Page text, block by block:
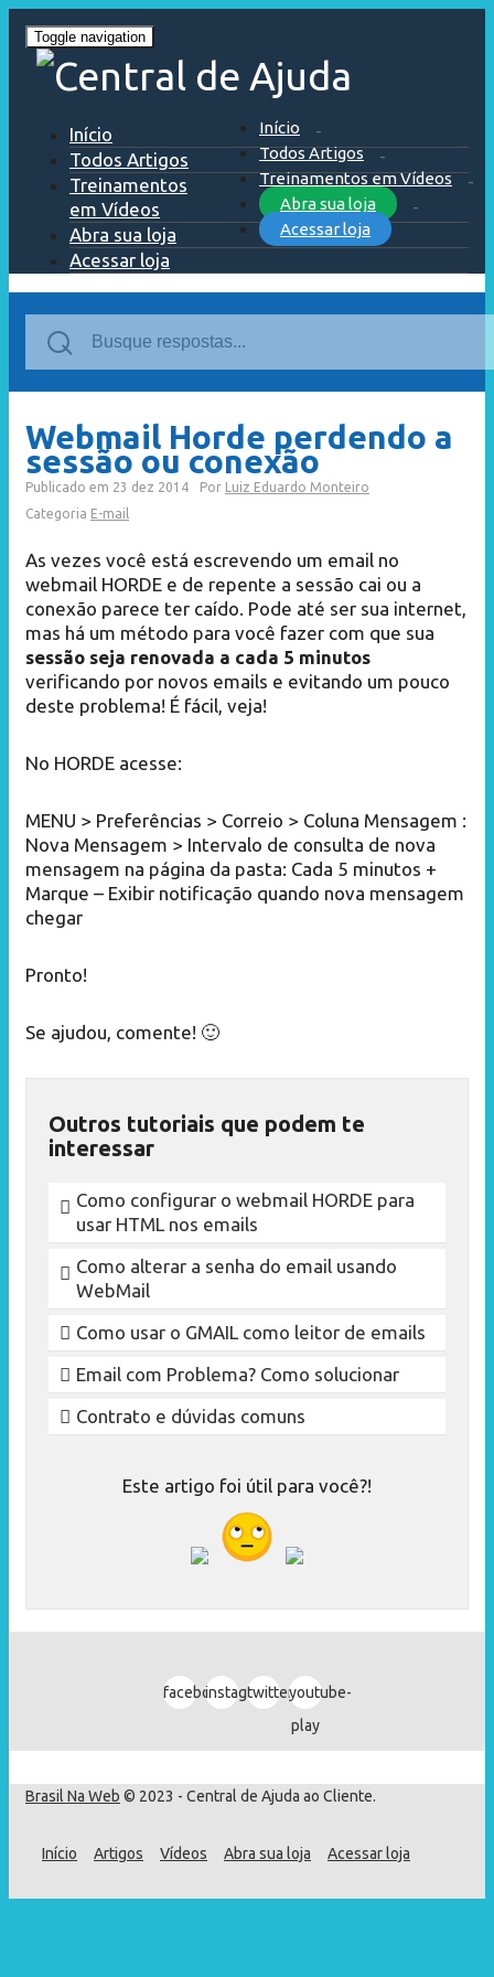
Toggle navigation
Início
Todos Artigos
Treinamentos em Vídeos
Abra sua loja
Acessar loja
Início
Todos Artigos
Treinamentos
em Vídeos
Abra sua loja
Acessar loja
Webmail Horde perdendo a
sessão ou conexão
Publicado em 23 dez 2014 Por Luiz Eduardo Monteiro
Categoria E-mail
As vezes você está escrevendo um email no
webmail HORDE e de repente a sessão cai ou a
conexão parece ter caído. Pode até ser sua internet,
mas há um método para você fazer com que sua
sessão seja renovada a cada 5 minutos
verificando por novos emails e evitando um pouco
deste problema! É fácil, veja!
No HORDE acesse:
MENU > Preferências > Correio > Coluna Mensagem :
Nova Mensagem > Intervalo de consulta de nova
mensagem na página da pasta: Cada 5 minutos +
Marque – Exibir notificação quando nova mensagem
chegar
Pronto!
Se ajudou, comente! 🙂
Outros tutoriais que podem te
interessar
Como configurar o webmail HORDE para
usar HTML nos emails
Como alterar a senha do email usando
WebMail
Como usar o GMAIL como leitor de emails
Email com Problema? Como solucionar
Contrato e dúvidas comuns
Este artigo foi útil para você?!
facebookinstagramtwitteryoutube-
play
Brasil Na Web © 2023 - Central de Ajuda ao Cliente.
Início Artigos Vídeos Abra sua loja Acessar loja